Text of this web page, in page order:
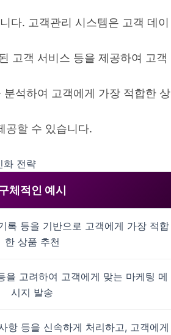
다. 고객관리 시스템은 고객 데이
고객 서비스 등을 제공하여 고객
석하여 고객에게 가장 적합한 상
공할 수 있습니다.
화 전략
체적인 예시
록 등을 기반으로 고객에게 가장 적합
한 상품 추천
을 고려하여 고객에게 맞는 마케팅 메
시지 발송
항 등을 신속하게 처리하고, 고객에게